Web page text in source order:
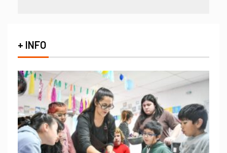
+ INFO